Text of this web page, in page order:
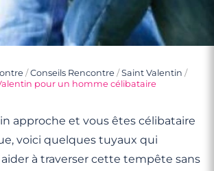
/Conseils Rencontre /Saint Valentin /
pour un homme célibataire
approche et vous êtes célibataire
voici quelques tuyaux qui
à traverser cette tempête sans